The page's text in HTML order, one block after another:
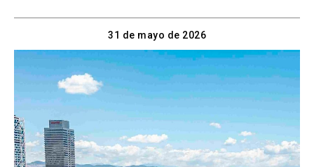
31 de mayo de 2026